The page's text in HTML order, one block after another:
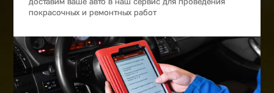
покрасочных и ремонтных работ